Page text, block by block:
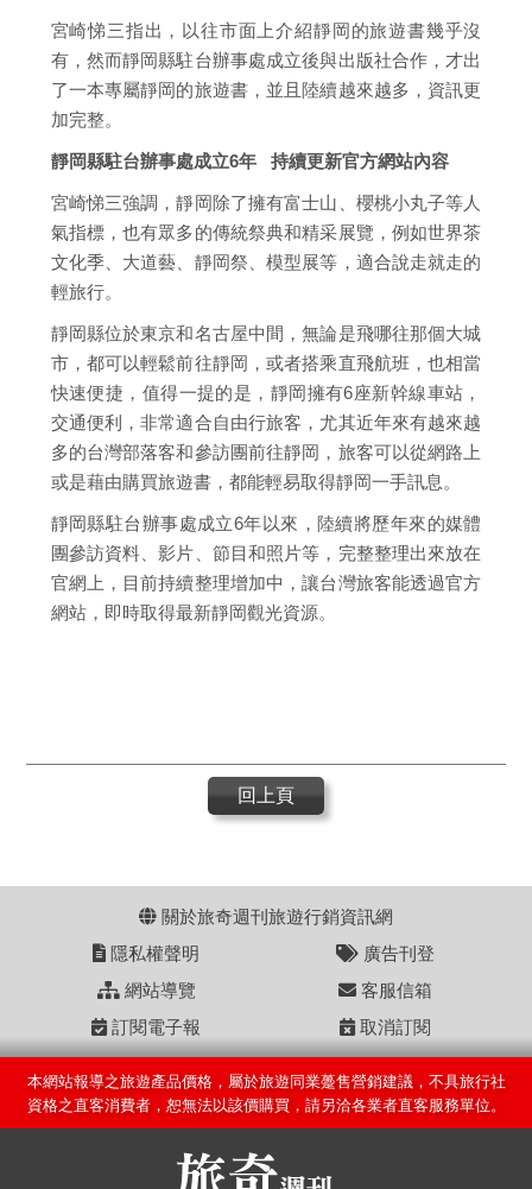
宮崎悌三指出，以往市面上介紹靜岡的旅遊書幾乎沒
有，然而靜岡縣駐台辦事處成立後與出版社合作，才出
了一本專屬靜岡的旅遊書，並且陸續越來越多，資訊更
加完整。
靜岡縣駐台辦事處成立6年 持續更新官方網站內容
宮崎悌三強調，靜岡除了擁有富士山、櫻桃小丸子等人
氣指標，也有眾多的傳統祭典和精采展覽，例如世界茶
文化季、大道藝、靜岡祭、模型展等，適合說走就走的
輕旅行。
靜岡縣位於東京和名古屋中間，無論是飛哪往那個大城
市，都可以輕鬆前往靜岡，或者搭乘直飛航班，也相當
快速便捷，值得一提的是，靜岡擁有6座新幹線車站，
交通便利，非常適合自由行旅客，尤其近年來有越來越
多的台灣部落客和參訪團前往靜岡，旅客可以從網路上
或是藉由購買旅遊書，都能輕易取得靜岡一手訊息。
靜岡縣駐台辦事處成立6年以來，陸續將歷年來的媒體
團參訪資料、影片、節目和照片等，完整整理出來放在
官網上，目前持續整理增加中，讓台灣旅客能透過官方
網站，即時取得最新靜岡觀光資源。
回上頁
關於旅奇週刊旅遊行銷資訊網
隱私權聲明
廣告刊登
網站導覽
客服信箱
訂閱電子報
取消訂閱
本網站報導之旅遊產品價格，屬於旅遊同業躉售營銷建議，不具旅行社
資格之直客消費者，恕無法以該價購買，請另洽各業者直客服務單位。